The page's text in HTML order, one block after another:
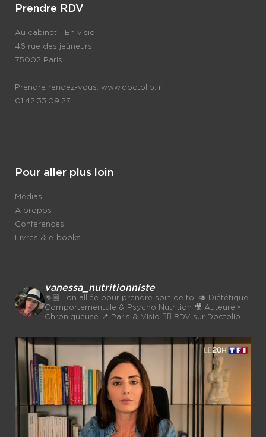
Prendre RDV
Au cabinet - En visio
46 rue des jeûneurs
75002 Paris
Prendre rendez-vous: www.doctolib.fr
01.42.33.09.27
Pour aller plus loin
Médias
A propos
Conférences
Livres & e-books
vanessa_nutritionniste
👊🏼 Ton alliée pour prendre soin de toi 🥑 Diététique
Comportementale & Psycho Nutrition 🎥 Auteure •
Chroniqueuse 📍 Paris & Visio 👉🏼 RDV sur Doctolib